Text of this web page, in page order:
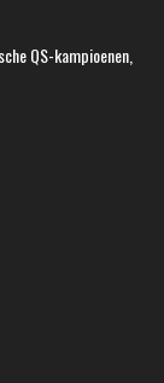
QS-kampioenen,